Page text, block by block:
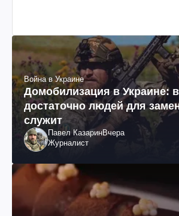
Война в Украине
Домобилизация в Украине:
достаточно людей для
служит
Павел КазаринВчера
Журналист